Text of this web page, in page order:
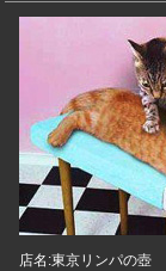
店名:東京リンパの壺